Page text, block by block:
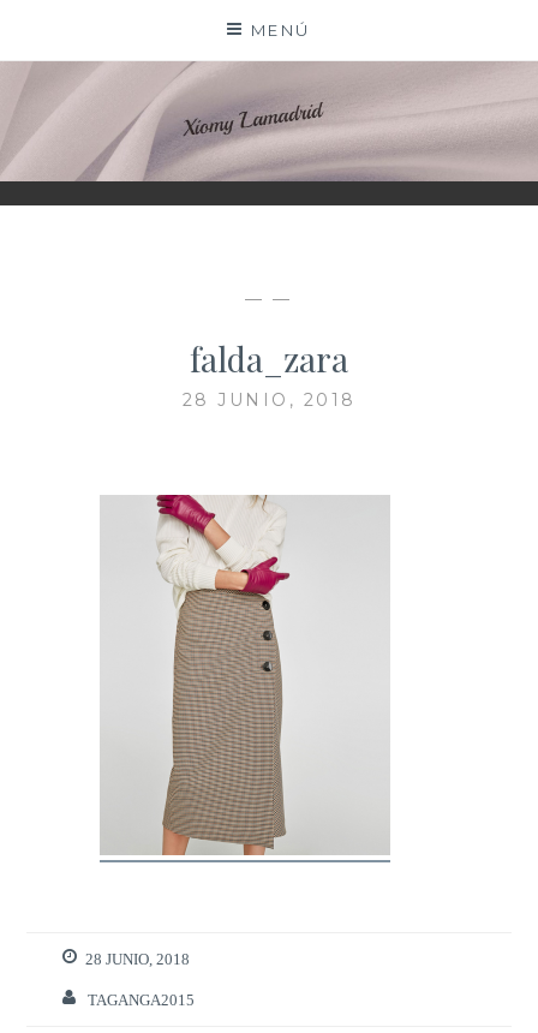
contenido
MENÚ
XIOMY LAMADRID
— —
falda_zara
28 JUNIO, 2018
28 JUNIO, 2018
TAGANGA2015